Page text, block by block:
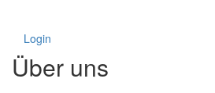
Login
Über uns